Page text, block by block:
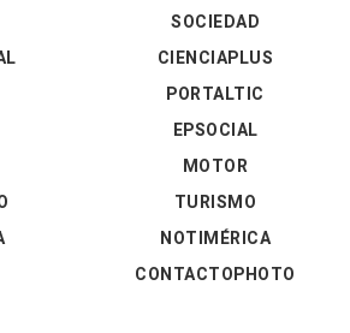
SOCIEDAD
CIENCIAPLUS
PORTALTIC
EPSOCIAL
MOTOR
TURISMO
NOTIMÉRICA
CONTACTOPHOTO